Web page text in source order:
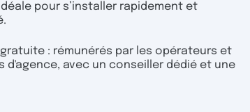
pour s’installer rapidement et
: rémunérés par les opérateurs et
d'agence, avec un conseiller dédié et une